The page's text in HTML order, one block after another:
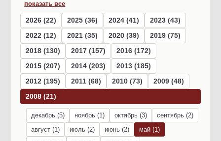
показать все
2026 (22) 2025 (36) 2024 (41)
2023 (43)
2022 (12)
2021 (35) 2020 (39)
2019 (75)
2018 (130)
2017 (157)
2016 (172)
2015 (207)
2014 (203)
2013 (185)
2012 (195)
2011 (68) 2010 (73)
2009 (48)
2008 (21)
декабрь (5) ноябрь (1) октябрь (3)
сентябрь (2)
август (1)
июль (2) июнь (2)
май (1)